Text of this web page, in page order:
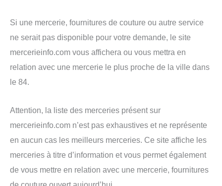
Si une mercerie, fournitures de couture ou autre service
ne serait pas disponible pour votre demande, le site
mercerieinfo.com vous affichera ou vous mettra en
relation avec une mercerie le plus proche de la ville dans
le 84.
Attention, la liste des merceries présent sur
mercerieinfo.com n’est pas exhaustives et ne représente
en aucun cas les meilleurs merceries. Ce site affiche les
merceries à titre d’information et vous permet également
de vous mettre en relation avec une mercerie, fournitures